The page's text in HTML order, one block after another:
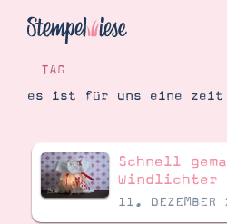
Hier Starten
Katalog
Bestellen
TAG
es ist für uns eine zeit
Schnell
Windlichter
11. DEZEMBER